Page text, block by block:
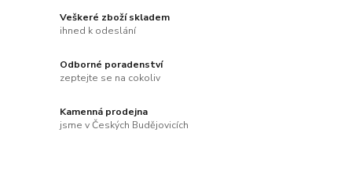
Veškeré zboží skladem
ihned k odeslání
Odborné poradenství
zeptejte se na cokoliv
Kamenná prodejna
jsme v Českých Budějovicích